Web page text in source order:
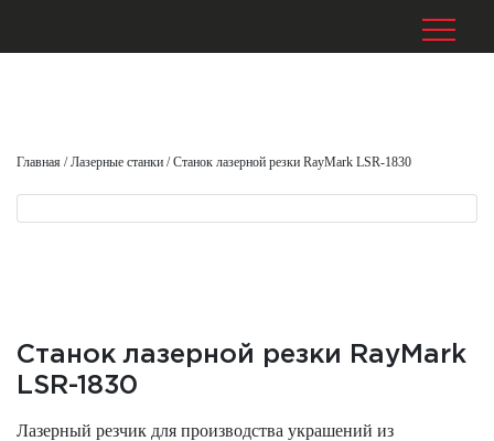
Главная / Лазерные станки / Станок лазерной резки RayMark LSR-1830
Станок лазерной резки RayMark
LSR-1830
Лазерный резчик для производства украшений из